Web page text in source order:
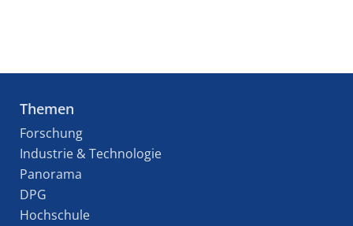
Themen
Forschung
Industrie & Technologie
Panorama
DPG
Hochschule